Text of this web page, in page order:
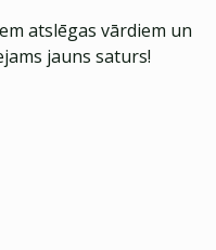
atslēgas vārdiem un
jauns saturs!